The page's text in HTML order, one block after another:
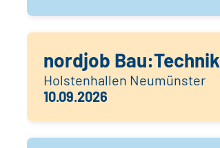
nordjob Bau:Technik
Holstenhallen Neumünster
10.09.2026